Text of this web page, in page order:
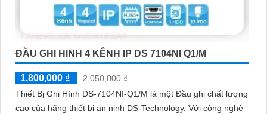
ĐẦU GHI HINH 4 KÊNH IP DS 7104NI Q1/M
1,800,000 ₫
2,050,000 ₫
Thiết Bị Ghi Hình DS-7104NI-Q1/M là một Đầu ghi chất lượng
cao của hãng thiết bị an ninh DS-Technology. Với công nghệ